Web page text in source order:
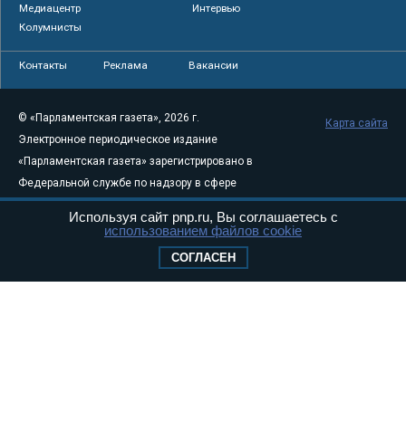
Медиацентр
Интервью
Колумнисты
Контакты Реклама Вакансии
© «Парламентская газета», 2026 г.
Электронное периодическое издание
«Парламентская газета» зарегистрировано в
Федеральной службе по надзору в сфере
связи, информационных технологий и
массовых коммуникаций (Роскомнадзор) 05
Свидетельство о регистрации Эл № ФС77-
Карта сайта
Используя сайт pnp.ru, Вы соглашаетесь с
использованием файлов cookie
СОГЛАСЕН